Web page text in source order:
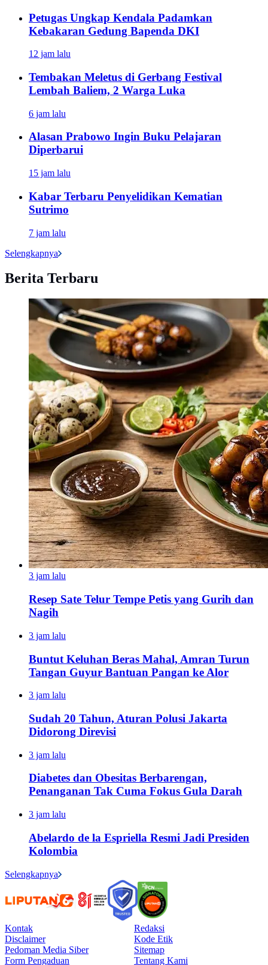
Petugas Ungkap Kendala Padamkan
Kebakaran Gedung Bapenda DKI
12 jam lalu
Tembakan Meletus di Gerbang Festival
Lembah Baliem, 2 Warga Luka
6 jam lalu
Alasan Prabowo Ingin Buku Pelajaran
Diperbarui
15 jam lalu
Kabar Terbaru Penyelidikan Kematian
Sutrimo
7 jam lalu
Selengkapnya
Berita Terbaru
3 jam lalu
Resep Sate Telur Tempe Petis yang Gurih dan
Nagih
3 jam lalu
Buntut Keluhan Beras Mahal, Amran Turun
Tangan Guyur Bantuan Pangan ke Alor
3 jam lalu
Sudah 20 Tahun, Aturan Polusi Jakarta
Didorong Direvisi
3 jam lalu
Diabetes dan Obesitas Berbarengan,
Penanganan Tak Cuma Fokus Gula Darah
3 jam lalu
Abelardo de la Espriella Resmi Jadi Presiden
Kolombia
Selengkapnya
Kontak
Redaksi
Disclaimer
Kode Etik
Pedoman Media Siber
Sitemap
Form Pengaduan
Tentang Kami